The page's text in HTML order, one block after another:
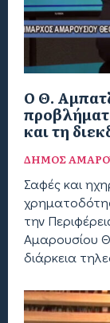
Ο Θ.
και τη
ΔΗΜΟΣ
Σαφές και
την
Αμαρουσίου
διάρκεια